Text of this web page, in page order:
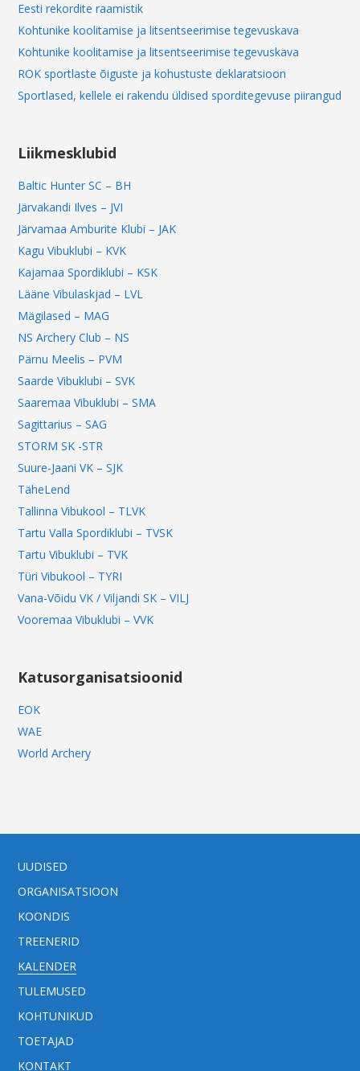
Eesti rekordite raamistik
Kohtunike koolitamise ja litsentseerimise tegevuskava
Kohtunike koolitamise ja litsentseerimise tegevuskava
ROK sportlaste õiguste ja kohustuste deklaratsioon
Sportlased, kellele ei rakendu üldised sporditegevuse piirangud
Liikmesklubid
Baltic Hunter SC – BH
Järvakandi Ilves – JVI
Järvamaa Amburite Klubi – JAK
Kagu Vibuklubi – KVK
Kajamaa Spordiklubi – KSK
Lääne Vibulaskjad – LVL
Mägilased – MAG
NS Archery Club – NS
Pärnu Meelis – PVM
Saarde Vibuklubi – SVK
Saaremaa Vibuklubi – SMA
Sagittarius – SAG
STORM SK -STR
Suure-Jaani VK – SJK
TäheLend
Tallinna Vibukool – TLVK
Tartu Valla Spordiklubi – TVSK
Tartu Vibuklubi – TVK
Türi Vibukool – TYRI
Vana-Võidu VK / Viljandi SK – VILJ
Vooremaa Vibuklubi – VVK
Katusorganisatsioonid
EOK
WAE
World Archery
UUDISED
ORGANISATSIOON
KOONDIS
TREENERID
KALENDER
TULEMUSED
KOHTUNIKUD
TOETAJAD
KONTAKT